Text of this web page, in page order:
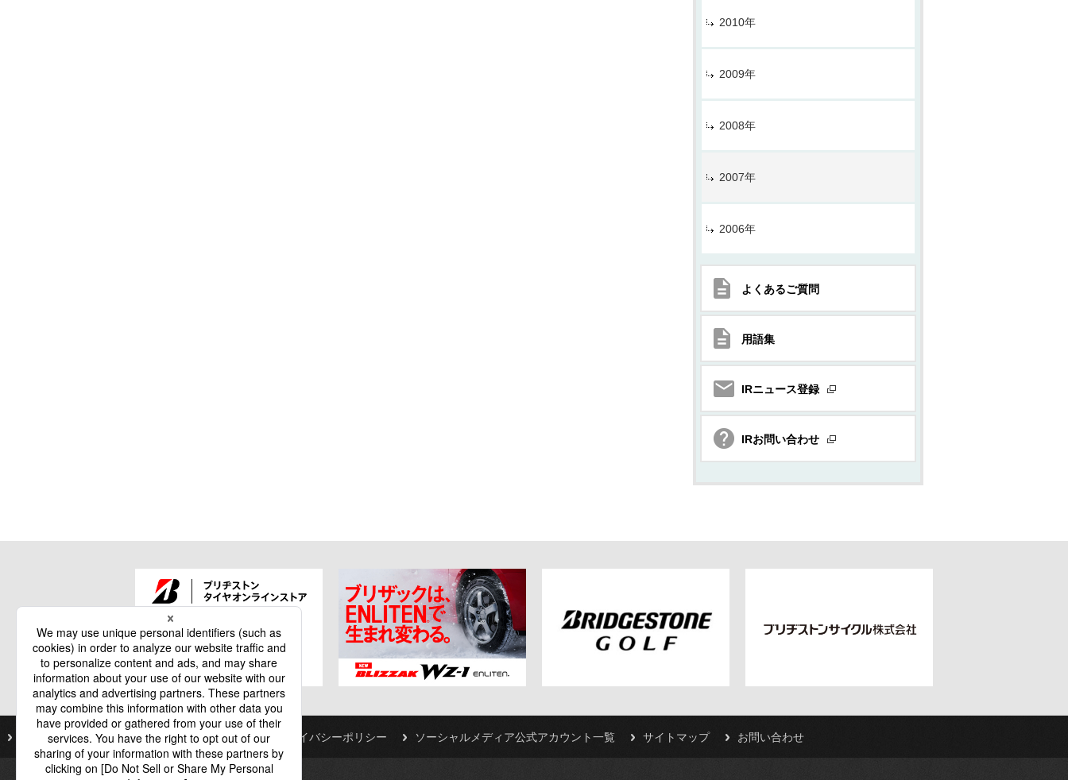
2010年
2009年
2008年
2007年
2006年
よくあるご質問
用語集
IRニュース登録
IRお問い合わせ
ご利用にあたって 個人情報保護基本方針 プライバシーポリシー ソーシャルメディア公式アカウント一覧 サイトマップ お問い合わせ